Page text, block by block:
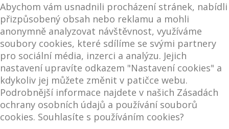
Abychom vám usnadnili procházení stránek, nabídli
přizpůsobený obsah nebo reklamu a mohli
anonymně analyzovat návštěvnost, využíváme
soubory cookies, které sdílíme se svými partnery
pro sociální média, inzerci a analýzu. Jejich
nastavení upravíte odkazem "Nastavení cookies" a
kdykoliv jej můžete změnit v patičce webu.
Podrobnější informace najdete v našich Zásadách
ochrany osobních údajů a používání souborů
cookies. Souhlasíte s používáním cookies?